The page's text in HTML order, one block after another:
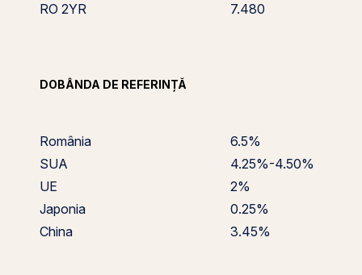
RO 2YR
7.480
DOBÂNDA DE REFERINȚĂ
România
6.5%
SUA
4.25%-4.50%
UE
2%
Japonia
0.25%
China
3.45%